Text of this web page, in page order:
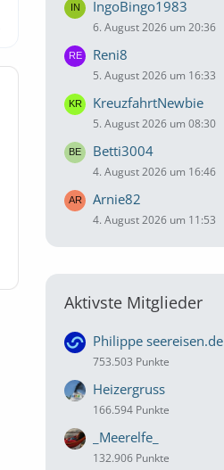
IngoBingo1983
6. August 2026 um 20:36
Reni8
5. August 2026 um 16:33
KreuzfahrtNewbie
5. August 2026 um 08:30
Betti3004
4. August 2026 um 16:46
Arnie82
4. August 2026 um 11:53
Aktivste Mitglieder
Philippe seereisen.de
753.503 Punkte
Heizergruss
166.594 Punkte
_Meerelfe_
132.906 Punkte